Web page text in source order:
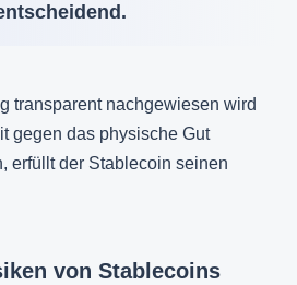
transparent nachgewiesen wird
gegen das physische Gut
erfüllt der Stablecoin seinen
von Stablecoins